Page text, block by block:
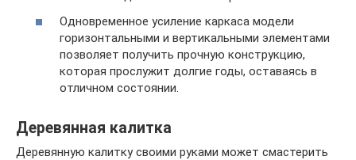
Одновременное усиление каркаса модели
горизонтальными и вертикальными элементами
позволяет получить прочную конструкцию,
которая прослужит долгие годы, оставаясь в
отличном состоянии.
Деревянная калитка
Деревянную калитку своими руками может смастерить